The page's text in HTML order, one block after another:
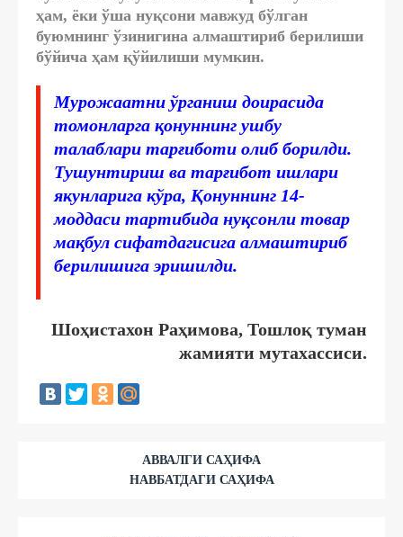
ҳам, ёки ўша нуқсони мавжуд бўлган
буюмнинг ўзинигина алмаштириб берилиши
бўйича ҳам қўйилиши мумкин.
Мурожаатни ўрганиш доирасида
томонларга қонуннинг ушбу
талаблари тарғиботи олиб борилди.
Тушунтириш ва тарғибот ишлари
якунларига кўра, Қонуннинг 14-
моддаси тартибида нуқсонли товар
мақбул сифатдагисига алмаштириб
берилишига эришилди.
Шоҳистахон Раҳимова, Тошлоқ туман
жамияти мутахассиси.
АВВАЛГИ САҲИФА
НАВБАТДАГИ САҲИФА